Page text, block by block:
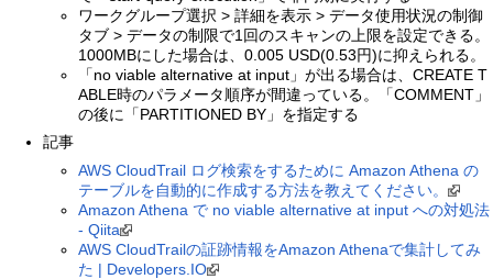
ワークグループ選択 > 詳細を表示 > データ使用状況の制御
タブ > データの制限で1回のスキャンの上限を設定できる。
1000MBにした場合は、0.005 USD(0.53円)に抑えられる。
「no viable alternative at input」が出る場合は、CREATE T
ABLE時のパラメータ順序が間違っている。「COMMENT」
の後に「PARTITIONED BY」を指定する
記事
AWS CloudTrail ログ検索をするために Amazon Athena の
テーブルを自動的に作成する方法を教えてください。
Amazon Athena で no viable alternative at input への対処法
- Qiita
AWS CloudTrailの証跡情報をAmazon Athenaで集計してみ
た | Developers.IO